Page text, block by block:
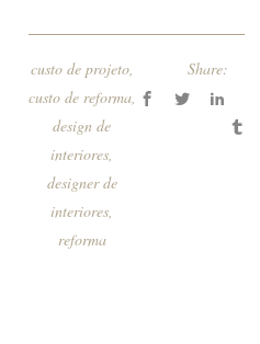
custo de projeto,
custo de reforma,
design de
interiores
designer de
interiores
reforma
Share: